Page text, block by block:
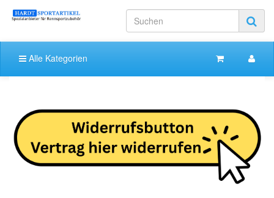
Alle Kategorien